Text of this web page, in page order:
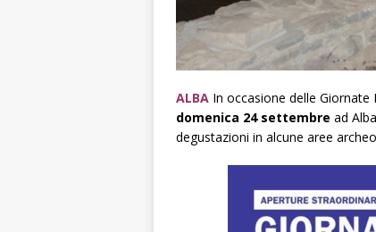
ALBA In occasione delle Giornate
domenica 24 settembre ad
degustazioni in alcune aree